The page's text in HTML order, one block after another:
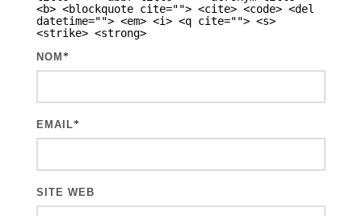
<b> <blockquote cite=""> <cite> <code> <del
datetime=""> <em> <i> <q cite=""> <s>
<strike> <strong>
NOM *
EMAIL*
SITE WEB